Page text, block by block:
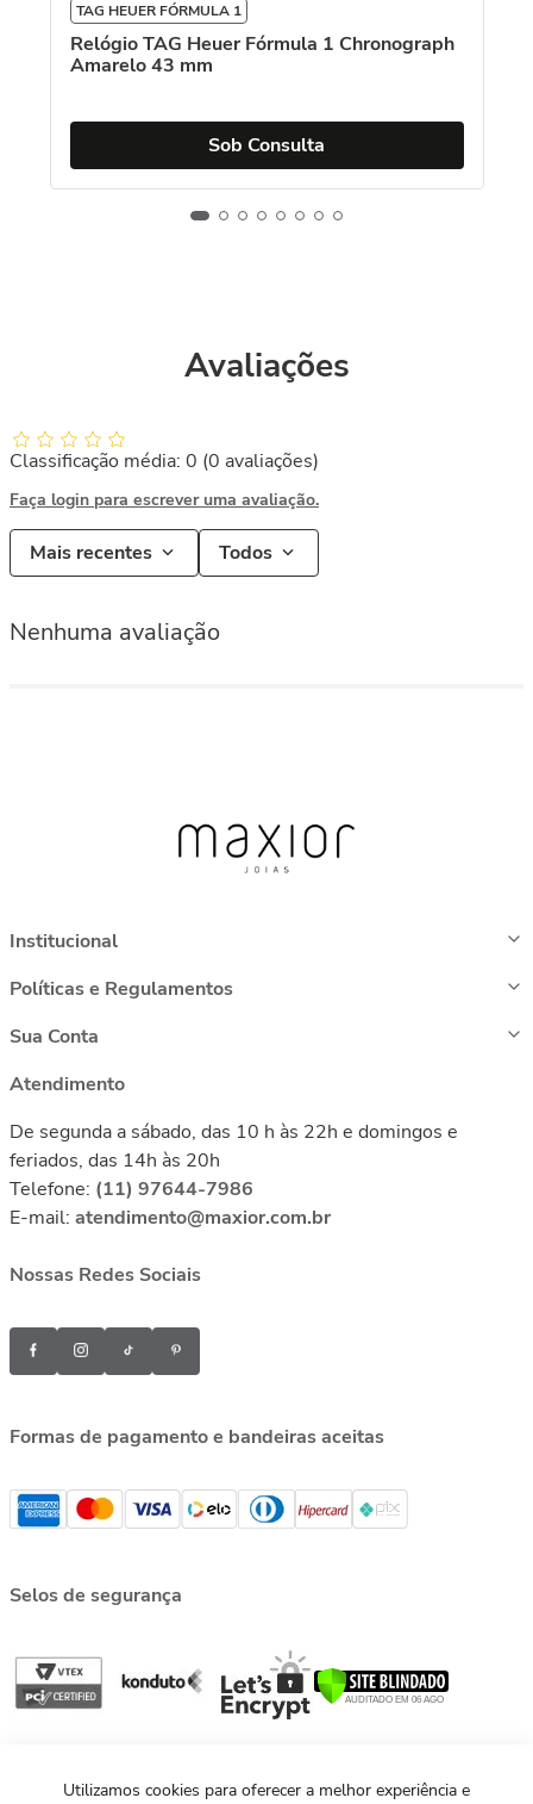
TAG HEUER FÓRMULA 1
Relógio TAG Heuer Fórmula 1 Chronograph
Amarelo 43 mm
Sob Consulta
Avaliações
Classificação média: 0 (0 avaliações)
Faça login para escrever uma avaliação.
Mais recentes Todos
Nenhuma avaliação
Institucional
Políticas e Regulamentos
Sua Conta
Atendimento
De segunda a sábado, das 10 h às 22h e domingos e
feriados, das 14h às 20h
Telefone: (11) 97644-7986
E-mail: atendimento@maxior.com.br
Nossas Redes Sociais
Formas de pagamento e bandeiras aceitas
Selos de segurança
Utilizamos cookies para oferecer a melhor experiência e